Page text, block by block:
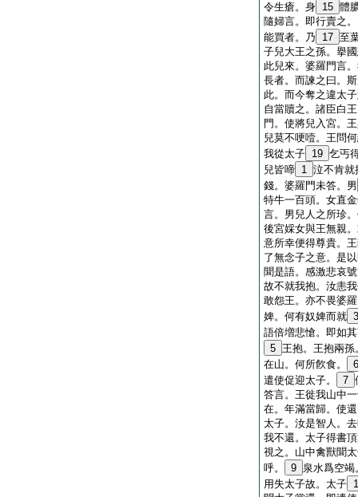
令生瘡。身 15 體
隨婦言。即行賣之
能買者。乃
17 至
子兒大王之孫。擧
此兒來。婆羅門言
長者。而諫之曰。
此。而今奪之違太
自當贖之。諸臣白
門。使將兒入宮。
兒莫不哽噎。王問
我從太子 19 乞丐
兒皆啼 1 泣不肯就
錢。婆羅門未答。男
特牛一百頭。女直
言。男兒人之所珍
後宮婇女與王無親
意所幸便得尊貴。
了無念子之意。是
聞是語。感激悲哀
故不就我抱。汝恚
敢怨王。亦不畏婆
婢。何有奴婢而就 3
語倍増悲愴。即如
5 王抱。王抱兩
在山。何所飮食。
6
遣使促迎太子。
7
答言。王徙我山中
在。年滿當歸。使
太子。汝是智人。
我不還。太子得書
視之。山中禽獸聞
呼。
9 泉水爲空
用失太子故。太子